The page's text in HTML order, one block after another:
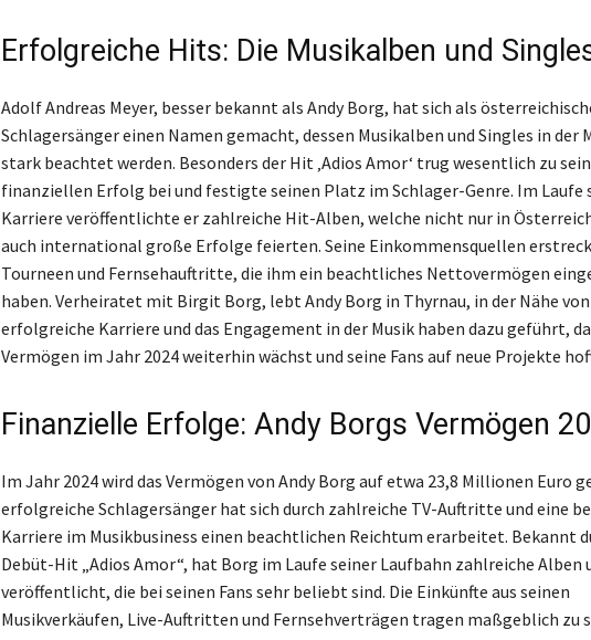
Erfolgreiche Hits: Die Musikalben und
Adolf Andreas Meyer, besser bekannt als Andy Borg, hat sich als
Schlagersänger einen Namen gemacht, dessen Musikalben und Singles in der
stark beachtet werden. Besonders der Hit ‚Adios Amor‘ trug wesentlich zu
finanziellen Erfolg bei und festigte seinen Platz im Schlager-Genre. Im Laufe
Karriere veröffentlichte er zahlreiche Hit-Alben, welche nicht nur in
auch international große Erfolge feierten. Seine Einkommensquellen
Tourneen und Fernsehauftritte, die ihm ein beachtliches Nettovermögen
haben. Verheiratet mit Birgit Borg, lebt Andy Borg in Thyrnau, in der Nähe von
erfolgreiche Karriere und das Engagement in der Musik haben dazu geführt,
Vermögen im Jahr 2024 weiterhin wächst und seine Fans auf neue Projekte
Finanzielle Erfolge: Andy Borgs Vermögen
Im Jahr 2024 wird das Vermögen von Andy Borg auf etwa 23,8 Millionen Euro
erfolgreiche Schlagersänger hat sich durch zahlreiche TV-Auftritte und eine
Karriere im Musikbusiness einen beachtlichen Reichtum erarbeitet. Bekannt
Debüt-Hit „Adios Amor“, hat Borg im Laufe seiner Laufbahn zahlreiche Alben
veröffentlicht, die bei seinen Fans sehr beliebt sind. Die Einkünfte aus seinen
Musikverkäufen, Live-Auftritten und Fernsehverträgen tragen maßgeblich zu